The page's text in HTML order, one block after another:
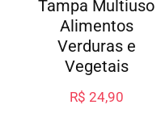
Tampa Multiuso
Alimentos
Verduras e
Vegetais
R$ 24,90